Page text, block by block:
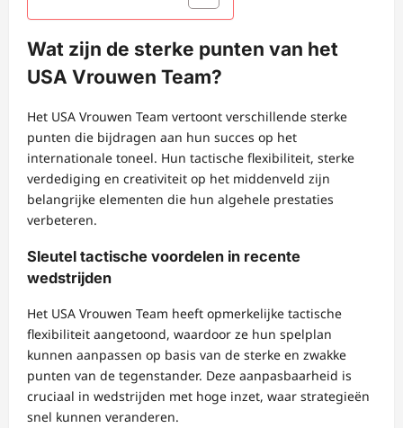
Wat zijn de sterke punten van het
USA Vrouwen Team?
Het USA Vrouwen Team vertoont verschillende sterke
punten die bijdragen aan hun succes op het
internationale toneel. Hun tactische flexibiliteit, sterke
verdediging en creativiteit op het middenveld zijn
belangrijke elementen die hun algehele prestaties
verbeteren.
Sleutel tactische voordelen in recente
wedstrijden
Het USA Vrouwen Team heeft opmerkelijke tactische
flexibiliteit aangetoond, waardoor ze hun spelplan
kunnen aanpassen op basis van de sterke en zwakke
punten van de tegenstander. Deze aanpasbaarheid is
cruciaal in wedstrijden met hoge inzet, waar strategieën
snel kunnen veranderen.